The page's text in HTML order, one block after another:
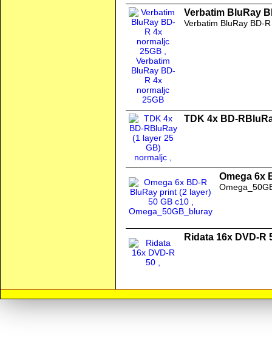
Verbatim BluRay
Verbatim BluRay BD-
TDK 4x BD-
Omega 6x
Ridata 16x DVD-R